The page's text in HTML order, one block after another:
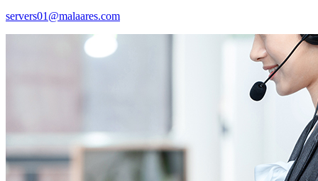
servers01@malaares.com